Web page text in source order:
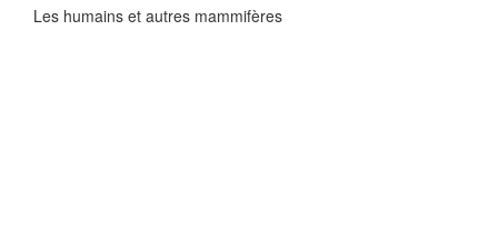
Les humains et autres mammifères